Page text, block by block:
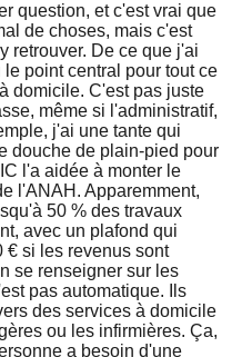
question, et c'est vrai que
de choses, mais c'est
retrouver. De ce que j'ai
point central pour tout ce
domicile. C'est pas juste
même si l'administratif,
j'ai une tante qui
douche de plain-pied pour
l'a aidée à monter le
l'ANAH. Apparemment,
50 % des travaux
avec un plafond qui
€ si les revenus sont
se renseigner sur les
pas automatique. Ils
des services à domicile
ou les infirmières. Ça,
a besoin d'une